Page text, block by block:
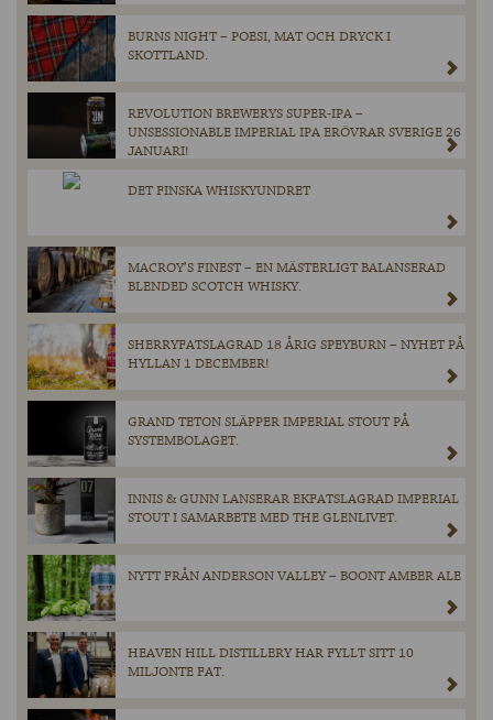
BURNS NIGHT – POESI, MAT OCH DRYCK I
SKOTTLAND.
REVOLUTION BREWERYS SUPER-IPA –
UNSESSIONABLE IMPERIAL IPA ERÖVRAR SVERIGE 26
JANUARI!
DET FINSKA WHISKYUNDRET
MACROY’S FINEST – EN MÄSTERLIGT BALANSERAD
BLENDED SCOTCH WHISKY.
SHERRYFATSLAGRAD 18 ÅRIG SPEYBURN – NYHET PÅ
HYLLAN 1 DECEMBER!
GRAND TETON SLÄPPER IMPERIAL STOUT PÅ
SYSTEMBOLAGET.
INNIS & GUNN LANSERAR EKFATSLAGRAD IMPERIAL
STOUT I SAMARBETE MED THE GLENLIVET.
NYTT FRÅN ANDERSON VALLEY – BOONT AMBER ALE
HEAVEN HILL DISTILLERY HAR FYLLT SITT 10
MILJONTE FAT.